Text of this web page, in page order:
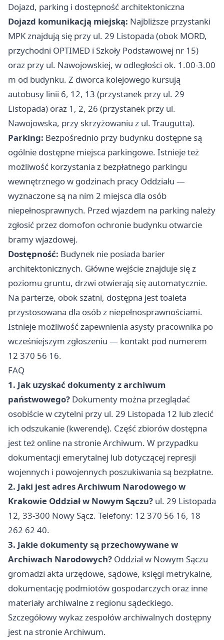
Dojazd, parking i dostępność architektoniczna
Dojazd komunikacją miejską: Najbliższe przystanki
MPK znajdują się przy ul. 29 Listopada (obok MORD,
przychodni OPTIMED i Szkoły Podstawowej nr 15)
oraz przy ul. Nawojowskiej, w odległości ok. 1.00-3.00
m od budynku. Z dworca kolejowego kursują
autobusy linii 6, 12, 13 (przystanek przy ul. 29
Listopada) oraz 1, 2, 26 (przystanek przy ul.
Nawojowska, przy skrzyżowaniu z ul. Traugutta).
Parking: Bezpośrednio przy budynku dostępne są
ogólnie dostępne miejsca parkingowe. Istnieje też
możliwość korzystania z bezpłatnego parkingu
wewnętrznego w godzinach pracy Oddziału —
wyznaczone są na nim 2 miejsca dla osób
niepełnosprawnych. Przed wjazdem na parking należy
zgłosić przez domofon ochronie budynku otwarcie
bramy wjazdowej.
Dostępność: Budynek nie posiada barier
architektonicznych. Główne wejście znajduje się z
poziomu gruntu, drzwi otwierają się automatycznie.
Na parterze, obok szatni, dostępna jest toaleta
przystosowana dla osób z niepełnosprawnościami.
Istnieje możliwość zapewnienia asysty pracownika po
wcześniejszym zgłoszeniu — kontakt pod numerem
12 370 56 16.
FAQ
1. Jak uzyskać dokumenty z archiwum
państwowego? Dokumenty można przeglądać
osobiście w czytelni przy ul. 29 Listopada 12 lub zlecić
ich odszukanie (kwerendę). Część zbiorów dostępna
jest też online na stronie Archiwum. W przypadku
dokumentacji emerytalnej lub dotyczącej represji
wojennych i powojennych poszukiwania są bezpłatne.
2. Jaki jest adres Archiwum Narodowego w
Krakowie Oddział w Nowym Sączu? ul. 29 Listopada
12, 33-300 Nowy Sącz. Telefony: 12 370 56 16, 18
262 62 40.
3. Jakie dokumenty są przechowywane w
Archiwach Narodowych? Oddział w Nowym Sączu
gromadzi akta urzędowe, sądowe, księgi metrykalne,
dokumentację podmiotów gospodarczych oraz inne
materiały archiwalne z regionu sądeckiego.
Szczegółowy wykaz zespołów archiwalnych dostępny
jest na stronie Archiwum.